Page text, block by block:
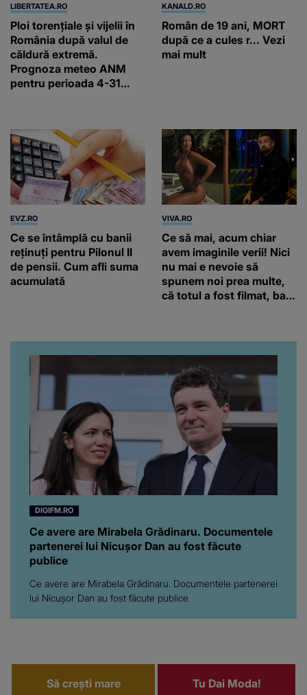
LIBERTATEA.RO
Ploi torențiale și vijelii în
România după valul de
căldură extremă.
Prognoza meteo ANM
pentru perioada 4-31
KANALD.RO
Român de 19 ani, MORT
după ce a cules r... Vezi
mai mult
EVZ.RO
Ce se întâmplă cu banii
reținuți pentru Pilonul II
de pensii. Cum afli suma
acumulată
VIVA.RO
Ce să mai, acum chiar
avem imaginile verii! Nici
nu mai e nevoie să
spunem noi prea multe,
că totul a fost filmat, ba
da, frumoasa iubită a lui
Florin Ristei e...
DIGIFM.RO
Ce avere are Mirabela Grădinaru. Documentele
partenerei lui Nicușor Dan au fost făcute
publice
Ce avere are Mirabela Grădinaru. Documentele partenerei
lui Nicușor Dan au fost făcute publice
Să crești mare Tu Dai Moda!